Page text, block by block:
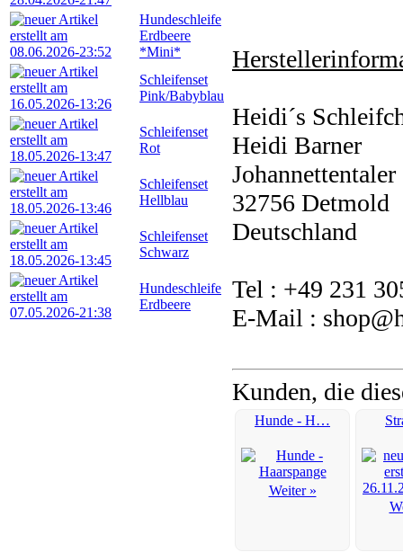
Hundeschleife
Erdbeere
*Mini*
Schleifenset
Pink/Babyblau
Schleifenset
Rot
Schleifenset
Hellblau
Schleifenset
Schwarz
Hundeschleife
Erdbeere
Heidi´s
Heidi Barner
Johannettentaler
32756 Detmold
Deutschland
Tel : +49 231
E-Mail :
Kunden, die
Hunde - H…
Weiter »